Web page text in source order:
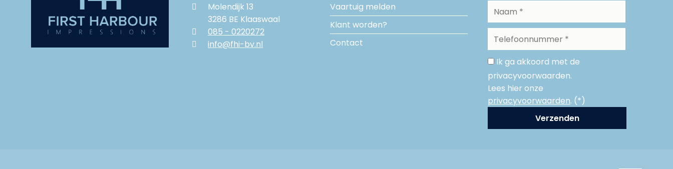
Molendijk 13
3286 BE Klaaswaal
085 - 0220272
info@fhi-bv.nl
Vaartuig melden
Klant worden?
Contact
Ik ga akkoord met de
privacyvoorwaarden.
Lees hier onze
privacyvoorwaarden. (*)